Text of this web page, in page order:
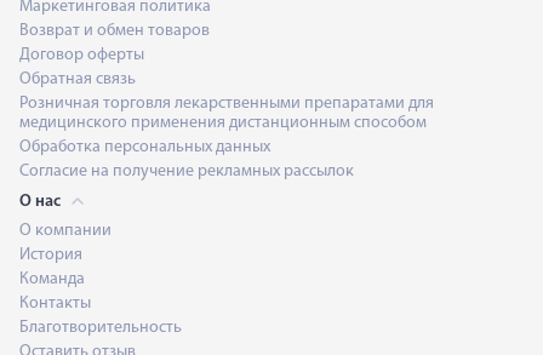
Маркетинговая политика
Возврат и обмен товаров
Договор оферты
Обратная связь
Розничная торговля лекарственными препаратами для
медицинского применения дистанционным способом
Обработка персональных данных
Согласие на получение рекламных рассылок
О нас
О компании
История
Команда
Контакты
Благотворительность